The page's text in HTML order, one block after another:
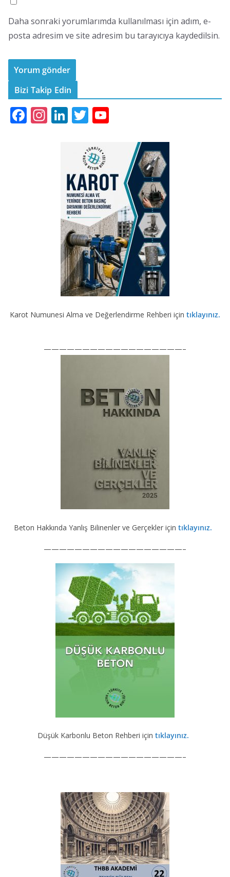
Daha sonraki yorumlarımda kullanılması için adım, e-
posta adresim ve site adresim bu tarayıcıya kaydedilsin.
Bizi Takip Edin
F In Li
dI
n
T
itt
er
u
b
e
Karot Numunesi Alma ve Değerlendirme Rehberi için tıklayınız.
——————————————————–
Beton Hakkında Yanlış Bilinenler ve Gerçekler için tıklayınız.
——————————————————–
Düşük Karbonlu Beton Rehberi için tıklayınız.
——————————————————–